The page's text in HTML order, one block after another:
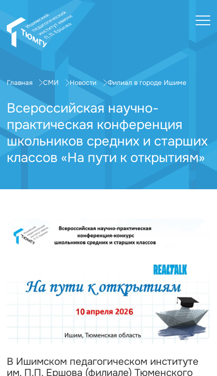
Главная СМИ Новости Филиал в городе Ишиме
Всероссийская научно-
практическая конференция
школьников средних и старших
классов «На пути к открытиям»
В Ишимском педагогическом институте
им. П.П. Ершова (филиале) Тюменского